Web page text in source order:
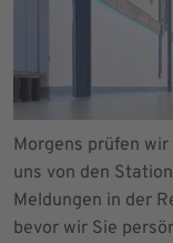
Morgens prüfen
uns von den
Meldungen in der
bevor wir Sie